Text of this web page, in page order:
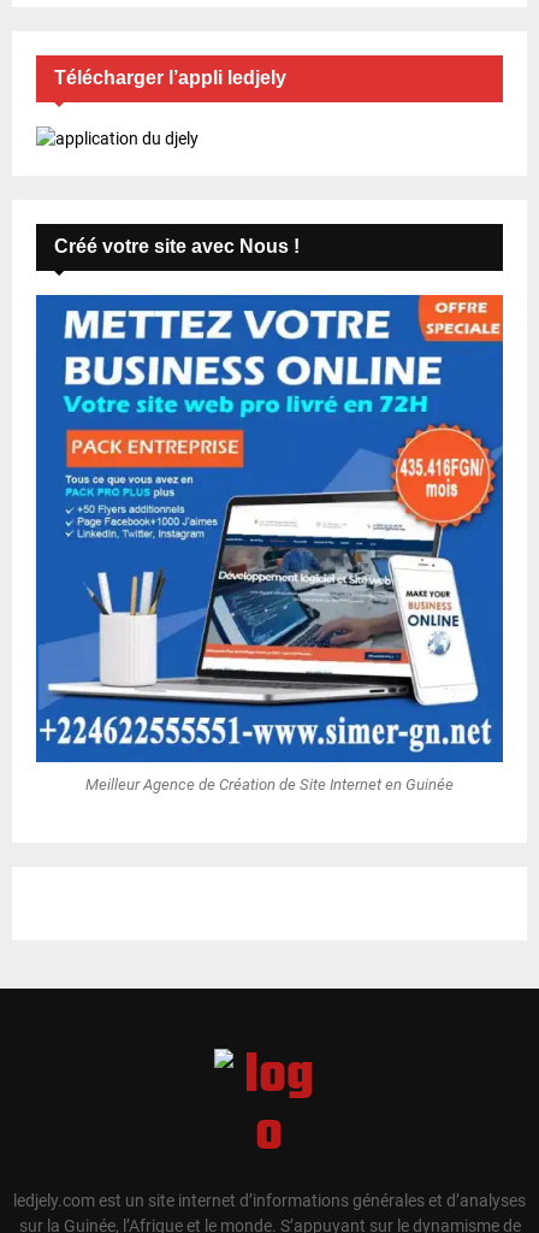
Télécharger l’appli ledjely
Créé votre site avec Nous !
Meilleur Agence de Création de Site Internet en Guinée
ledjely.com est un site internet d’informations générales et d’analyses
sur la Guinée, l’Afrique et le monde. S’appuyant sur le dynamisme de